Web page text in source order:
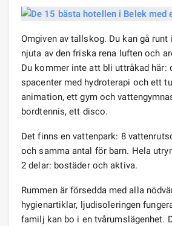
Omgiven av tallskog. Du kan gå
njuta av den friska rena luften och
Du kommer inte att bli uttråkad här:
spacenter med hydroterapi och ett
animation, ett gym och
bordtennis, ett disco.
Det finns en vattenpark: 8
och samma antal för barn. Hela
2 delar: bostäder och aktiva.
Rummen är försedda med alla
hygienartiklar, ljudisoleringen
familj kan bo i en tvårumslägenhet.